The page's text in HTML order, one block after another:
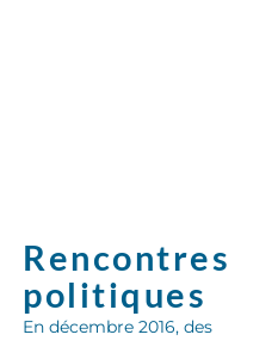
Rencontres
politiques
En décembre 2016, des